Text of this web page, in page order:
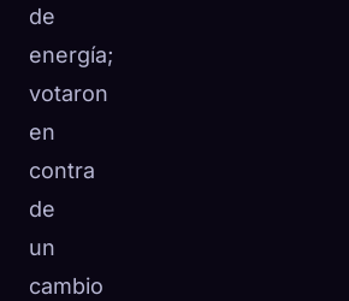
de
energía;
votaron
en
contra
de
un
cambio